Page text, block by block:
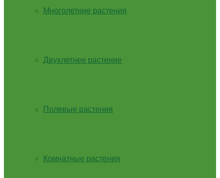
Многолетние растения
Двухлетнее растение
Полевые растения
Комнатные растения